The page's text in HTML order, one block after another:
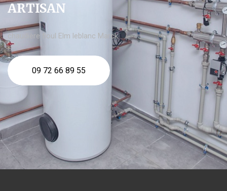
ARTISAN
chaudière fioul Elm leblanc Marck
09 72 66 89 55